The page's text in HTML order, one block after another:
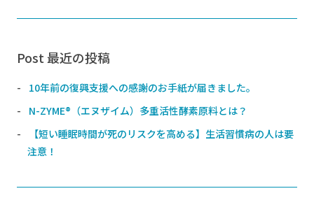
Post 最近の投稿
10年前の復興支援への感謝のお手紙が届きました。
N-ZYME®️（エヌザイム）多重活性酵素原料とは？
【短い睡眠時間が死のリスクを高める】生活習慣病の人は要
注意！